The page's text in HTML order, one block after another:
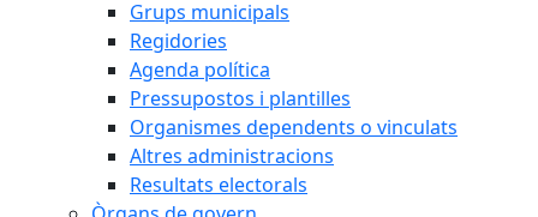
Grups municipals
Regidories
Agenda política
Pressupostos i plantilles
Organismes dependents o vinculats
Altres administracions
Resultats electorals